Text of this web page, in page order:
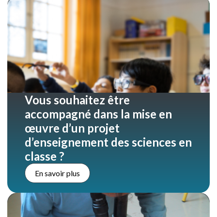
Vous souhaitez être
accompagné dans la mise en
œuvre d’un projet
d’enseignement des sciences en
classe ?
En savoir plus